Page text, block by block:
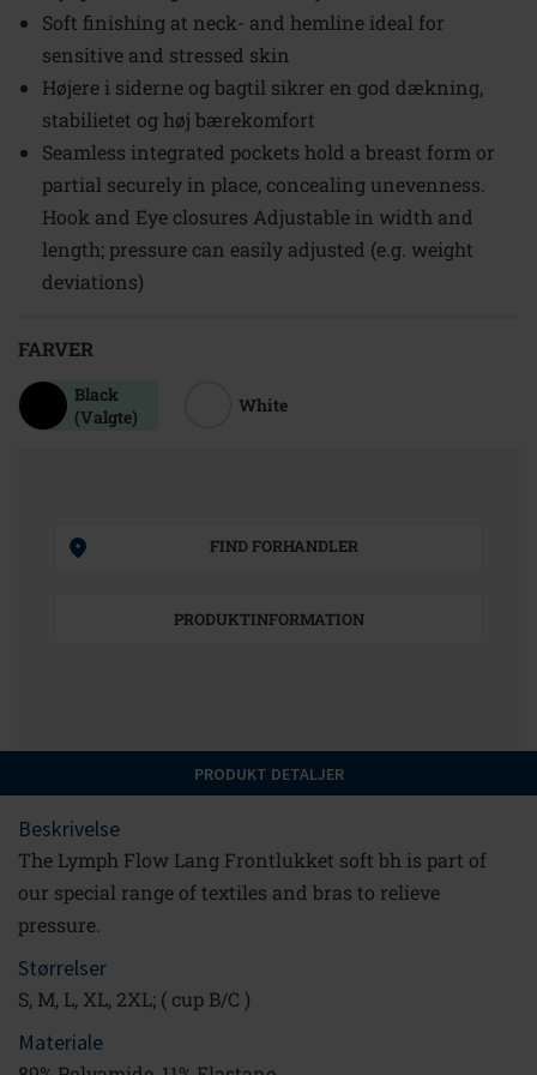
Soft finishing at neck- and hemline ideal for
sensitive and stressed skin
Højere i siderne og bagtil sikrer en god dækning,
stabilietet og høj bærekomfort
Seamless integrated pockets hold a breast form or
partial securely in place, concealing unevenness.
Hook and Eye closures Adjustable in width and
length; pressure can easily adjusted (e.g. weight
deviations)
FARVER
Black
(Valgte)
White
FIND FORHANDLER
PRODUKTINFORMATION
PRODUKT DETALJER
Beskrivelse
The Lymph Flow Lang Frontlukket soft bh is part of
our special range of textiles and bras to relieve
pressure.
Størrelser
S, M, L, XL, 2XL; ( cup B/C )
Materiale